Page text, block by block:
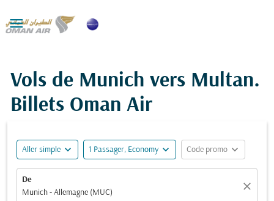

Vols de Munich vers Multan.
Billets Oman Air
Aller simple expand_more 1 Passager, Economy expand_more Code promo expand_more
De
Munich - Allemagne (MUC)
close